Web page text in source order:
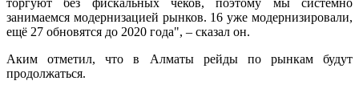
торгуют без фискальных чеков, поэтому мы системно
занимаемся модернизацией рынков. 16 уже модернизировали,
ещё 27 обновятся до 2020 года", – сказал он.
Аким отметил, что в Алматы рейды по рынкам будут
продолжаться.